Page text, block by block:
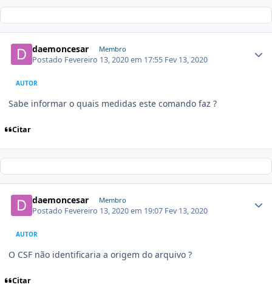
daemoncesar Membro
Postado Fevereiro 13, 2020 em 17:55 Fev 13, 2020
AUTOR
Sabe informar o quais medidas este comando faz ?
Citar
daemoncesar Membro
Postado Fevereiro 13, 2020 em 19:07 Fev 13, 2020
AUTOR
O CSF não identificaria a origem do arquivo ?
Citar